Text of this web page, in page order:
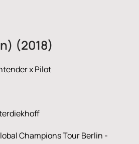
(2018)
x Pilot
Champions Tour Berlin -